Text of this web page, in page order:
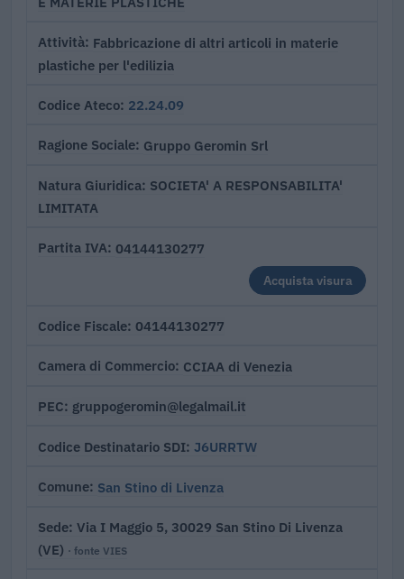
Attività Fabbricazione di altri articoli in materie
plastiche per l'edilizia
Codice Ateco 22.24.09
Ragione Sociale Gruppo Geromin Srl
Natura Giuridica SOCIETA' A RESPONSABILITA'
LIMITATA
Partita IVA 04144130277
Acquista visura
Codice Fiscale 04144130277
Camera di Commercio CCIAA di Venezia
PEC gruppogeromin@legalmail.it
Codice Destinatario SDI J6URRTW
Comune San Stino di Livenza
Sede Via I Maggio 5, 30029 San Stino Di Livenza
(VE) · fonte VIES